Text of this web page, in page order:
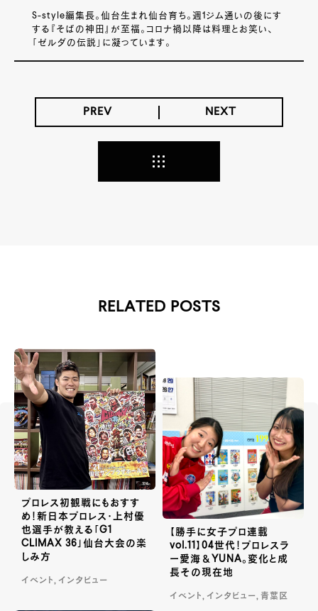
S-style編集長。仙台生まれ仙台育ち。週1ジム通いの後にす
する『そばの神田』が至福。コロナ禍以降は料理とお笑い、
「ゼルダの伝説」に凝っています。
PREV NEXT
RELATED POSTS
プロレス初観戦にもおすす
め！新日本プロレス・上村優
也選手が教える「G1
CLIMAX 36」仙台大会の楽
しみ方
イベント, インタビュー
【勝手に女子プロ連載
vol.11】04世代！プロレスラ
ー愛海＆YUNA。変化と成
長その現在地
イベント, インタビュー, 青葉区